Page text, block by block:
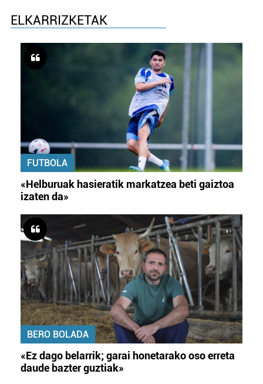
ELKARRIZKETAK
FUTBOLA
«Helburuak hasieratik markatzea beti gaiztoa
izaten da»
BERO BOLADA
«Ez dago belarrik; garai honetarako oso erreta
daude bazter guztiak»